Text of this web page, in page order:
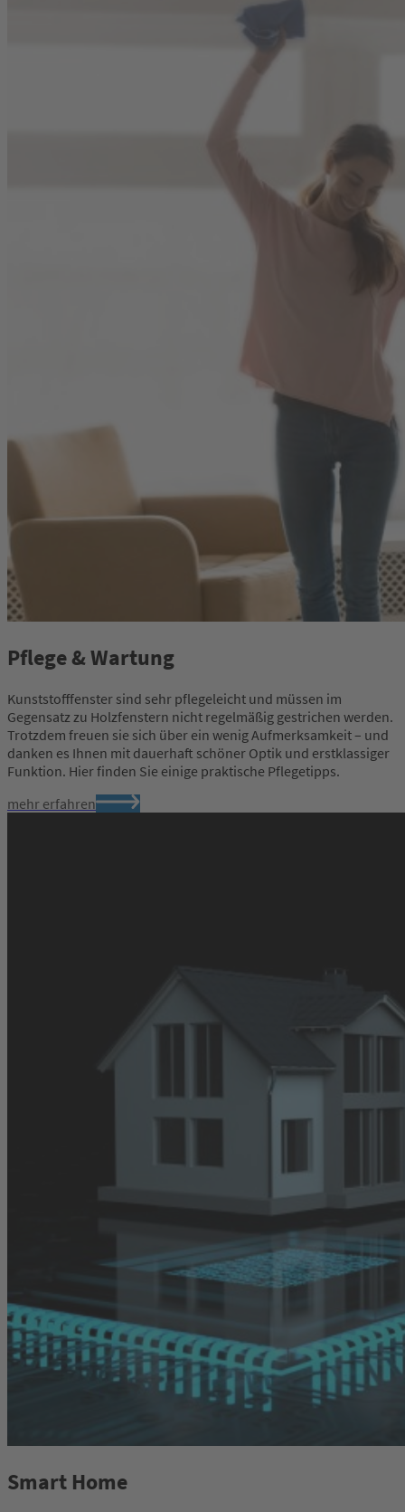
Pflege & Wartung
Kunststofffenster sind sehr pflegeleicht und müssen im
Gegensatz zu Holzfenstern nicht regelmäßig gestrichen werden.
Trotzdem freuen sie sich über ein wenig Aufmerksamkeit – und
danken es Ihnen mit dauerhaft schöner Optik und erstklassiger
Funktion. Hier finden Sie einige praktische Pflegetipps.
mehr erfahren
Smart Home